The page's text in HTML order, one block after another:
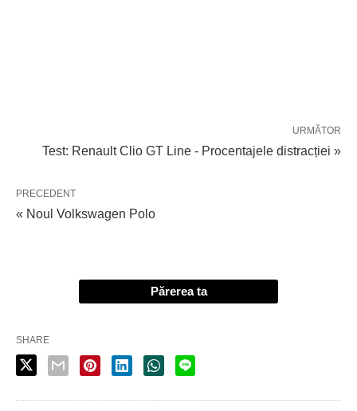
URMĂTOR
Test: Renault Clio GT Line - Procentajele distracției »
PRECEDENT
« Noul Volkswagen Polo
Părerea ta
SHARE